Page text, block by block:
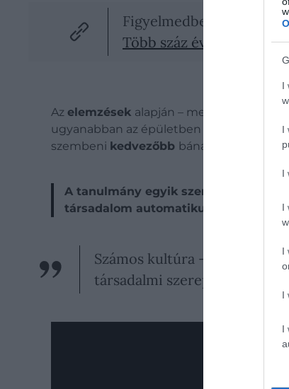
I
I
I
I
I
I
I
Figyelmedbe ajánljuk!
Több száz éves leletre
Az elemzések alapján – melyeket a
ugyanabban az épületben maradtak,
szembeni kedvezőbb bánásmód is: a
A tanulmány egyik szerzője
társadalom automatikusan
Számos kultúra – például
társadalmi szerepeket is.